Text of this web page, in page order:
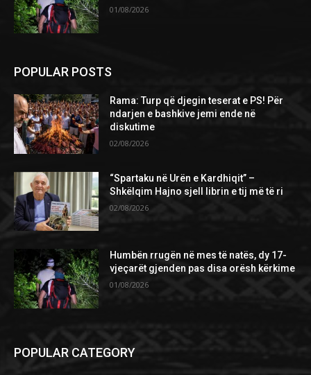
01/08/2026
POPULAR POSTS
Rama: Turp që djegin teserat e PS! Për
ndarjen e bashkive jemi ende në
diskutime
02/08/2026
“Spartaku në Urën e Kardhiqit” –
Shkëlqim Hajno sjell librin e tij më të ri
02/08/2026
Humbën rrugën në mes të natës, dy 17-
vjeçarët gjenden pas disa orësh kërkime
01/08/2026
POPULAR CATEGORY